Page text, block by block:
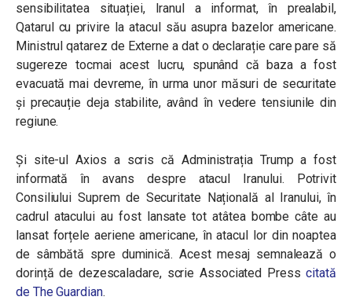
sensibilitatea situației, Iranul a informat, în prealabil,
Qatarul cu privire la atacul său asupra bazelor americane.
Ministrul qatarez de Externe a dat o declarație care pare să
sugereze tocmai acest lucru, spunând că baza a fost
evacuată mai devreme, în urma unor măsuri de securitate
și precauție deja stabilite, având în vedere tensiunile din
regiune.
Și site-ul Axios a scris că Administrația Trump a fost
informată în avans despre atacul Iranului. Potrivit
Consiliului Suprem de Securitate Națională al Iranului, în
cadrul atacului au fost lansate tot atâtea bombe câte au
lansat forțele aeriene americane, în atacul lor din noaptea
de sâmbătă spre duminică. Acest mesaj semnalează o
dorință de dezescaladare, scrie Associated Presscitată
de The Guardian.